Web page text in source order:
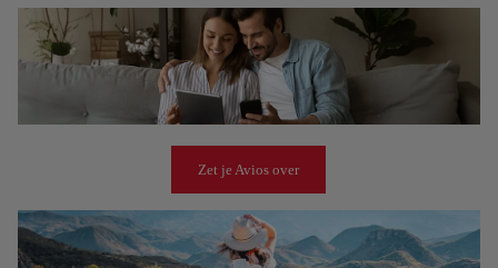
Zet je Avios over